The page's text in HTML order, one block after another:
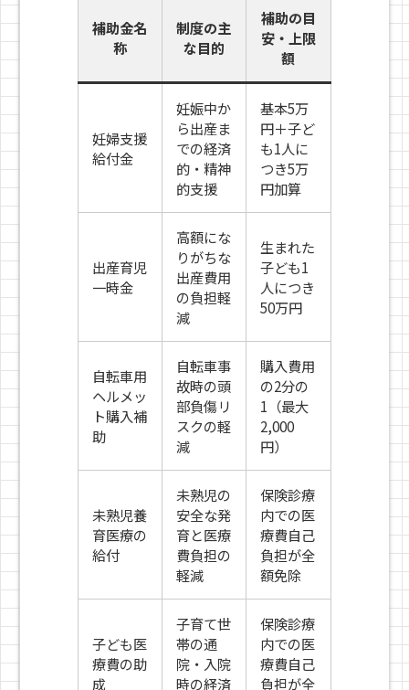
補助金名
称
制度の主
な目的
補助の目
安・上限
額
妊婦支援
給付金
妊娠中か
ら出産ま
での経済
的・精神
的支援
基本5万
円＋子ど
も1人に
つき5万
円加算
出産育児
一時金
高額にな
りがちな
出産費用
の負担軽
減
生まれた
子ども1
人につき
50万円
自転車用
ヘルメッ
ト購入補
助
自転車事
故時の頭
部負傷リ
スクの軽
減
購入費用
の2分の
1（最大
2,000
円）
未熟児養
育医療の
給付
未熟児の
安全な発
育と医療
費負担の
軽減
保険診療
内での医
療費自己
負担が全
額免除
子ども医
療費の助
成
子育て世
帯の通
院・入院
時の経済
保険診療
内での医
療費自己
負担が全